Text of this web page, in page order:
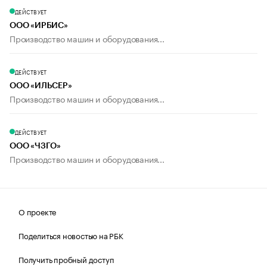
ДЕЙСТВУЕТ
ООО «ИРБИС»
Производство машин и оборудования...
ДЕЙСТВУЕТ
ООО «ИЛЬСЕР»
Производство машин и оборудования...
ДЕЙСТВУЕТ
ООО «ЧЗГО»
Производство машин и оборудования...
О проекте
Поделиться новостью на РБК
Получить пробный доступ